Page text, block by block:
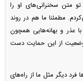
متن سخنرانی‌های او را
مطمئنا ما هم در روند
عذر و بهانه‌هایی همچون
از این حمایت دست
دیگر مثل ما از راه‌های